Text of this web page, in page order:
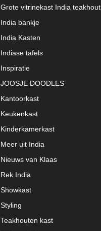
Grote vitrinekast India teakhout
India bankje
India Kasten
Indiase tafels
Inspiratie
JOOSJE DOODLES
Kantoorkast
Keukenkast
Kinderkamerkast
Meer uit India
Nieuws van Klaas
Rek India
Showkast
Styling
Teakhouten kast